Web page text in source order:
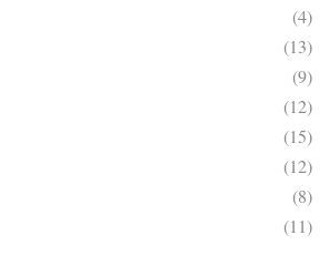
(4)
(13)
(9)
(12)
(15)
(12)
(8)
(11)